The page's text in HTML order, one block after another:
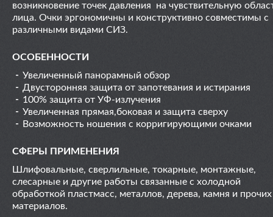
возникновение точек давления на чувствительную
лица. Очки эргономичны и конструктивно совместимы с
различными видами СИЗ.
ОСОБЕННОСТИ
Увеличенный панорамный обзор
Двусторонняя защита от запотевания и истирания
100% защита от УФ-излучения
Увеличенная прямая,боковая и защита сверху
Возможность ношения с корригирующими очками
СФЕРЫ ПРИМЕНЕНИЯ
Шлифовальные, сверлильные, токарные, монтажные,
слесарные и другие работы связанные с холодной
обработкой пластмасс, металлов, дерева, камня и прочих
материалов.